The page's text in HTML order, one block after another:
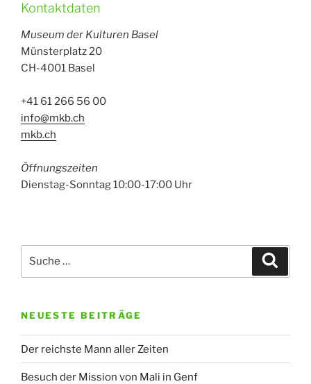
Kontaktdaten
Museum der Kulturen Basel
Münsterplatz 20
CH-4001 Basel
+41 61 266 56 00
info@mkb.ch
mkb.ch
Öffnungszeiten
Dienstag-Sonntag 10:00-17:00 Uhr
nach:
NEUESTE BEITRÄGE
Der reichste Mann aller Zeiten
Besuch der Mission von Mali in Genf